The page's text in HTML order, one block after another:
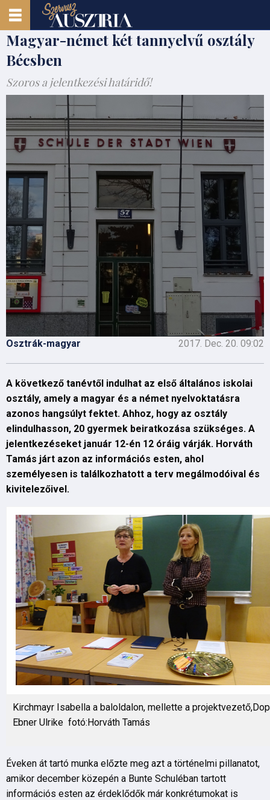
Magyar-német két tannyelvű osztály
Bécsben
Szoros a jelentkezési határidő!
Osztrák-magyar 2017. Dec. 20. 09:02
A következő tanévtől indulhat az első általános iskolai
osztály, amely a magyar és a német nyelvoktatásra
azonos hangsúlyt fektet. Ahhoz, hogy az osztály
elindulhasson, 20 gyermek beiratkozása szükséges. A
jelentkezéseket január 12-én 12 óráig várják. Horváth
Tamás járt azon az információs esten, ahol
személyesen is találkozhatott a terv megálmodóival és
kivitelezőivel.
Kirchmayr Isabella a baloldalon, mellette a
Ebner Ulrike fotó:Horváth Tamás
Éveken át tartó munka előzte meg azt a történelmi pillanatot,
amikor december közepén a Bunte Schuléban tartott
információs esten az érdeklődők már konkrétumokat is